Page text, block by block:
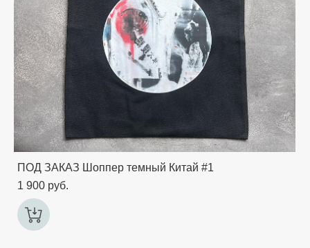
ПОД ЗАКАЗ Шоппер темный Китай #1
1 900 pуб.